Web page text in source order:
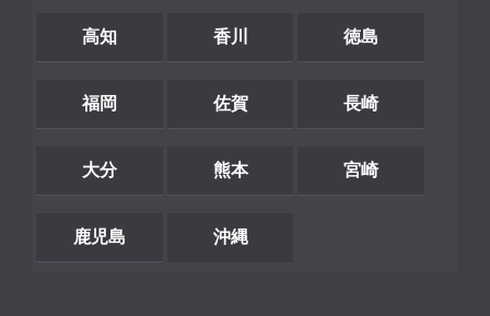
高知 香川 徳島
福岡 佐賀 長崎
大分 熊本 宮崎
鹿児島 沖縄